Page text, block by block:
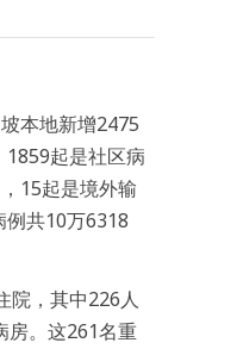
本地新增2475
起是社区病
15起是境外输
例共10万6318
院，其中226人
房。这261名重